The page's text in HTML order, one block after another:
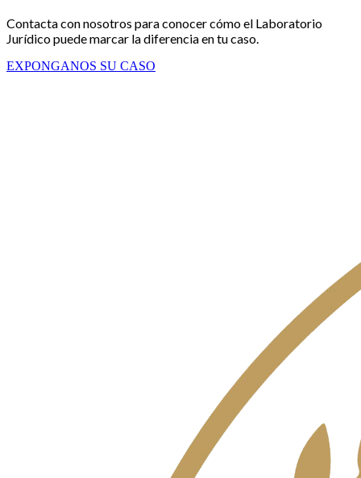
Contacta con nosotros para conocer cómo el Laboratorio
Jurídico puede marcar la diferencia en tu caso.
EXPONGANOS SU CASO